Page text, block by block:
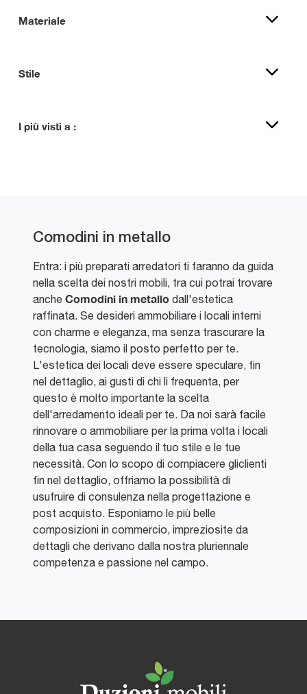
Materiale
Stile
I più visti a :
Comodini in metallo
Entra: i più preparati arredatori ti faranno da guida
nella scelta dei nostri mobili, tra cui potrai trovare
anche Comodini in metallo dall'estetica
raffinata. Se desideri ammobiliare i locali interni
con charme e eleganza, ma senza trascurare la
tecnologia, siamo il posto perfetto per te.
L'estetica dei locali deve essere speculare, fin
nel dettaglio, ai gusti di chi li frequenta, per
questo è molto importante la scelta
dell'arredamento ideali per te. Da noi sarà facile
rinnovare o ammobiliare per la prima volta i locali
della tua casa seguendo il tuo stile e le tue
necessità. Con lo scopo di compiacere gliclienti
fin nel dettaglio, offriamo la possibilità di
usufruire di consulenza nella progettazione e
post acquisto. Esponiamo le più belle
composizioni in commercio, impreziosite da
dettagli che derivano dalla nostra pluriennale
competenza e passione nel campo.